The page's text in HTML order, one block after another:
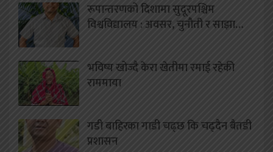
रूपान्तरणको दिशामा सुदूरपश्चिम
विश्वविद्यालय : अवसर, चुनौती र साझा…
भविष्य खोज्दै केरा खेतीमा रमाई रहेकी
राममाया
गडी बाहिरका गाडी चढ्छ कि चढ्दैन बैतडी
प्रशासन